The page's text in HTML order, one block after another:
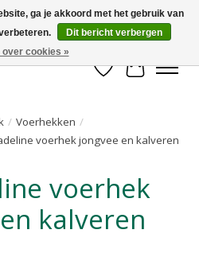
en het opruwen van betonvloeren!
Verlanglijst
/ Voerhekken /
voerhek jongvee en kalveren
kalveren
ga je akkoord met het gebruik van
Dit bericht verbergen
over cookies »